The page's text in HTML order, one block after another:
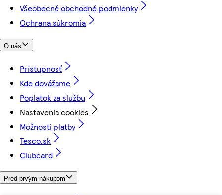
Všeobecné obchodné podmienky
Ochrana súkromia
O nás
Prístupnosť
Kde dovážame
Poplatok za službu
Nastavenia cookies
Možnosti platby
Tesco.sk
Clubcard
Pred prvým nákupom